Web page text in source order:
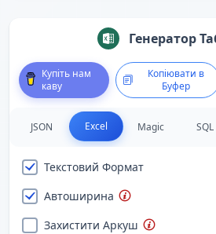
Генератор
Купіть нам
каву
Копіювати в
Буфер
JSON Excel Magic SQL
Текстовий Формат
Автоширина
Захистити Аркуш